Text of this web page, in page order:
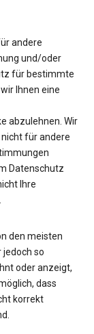
andere
und/oder
für bestimmte
Ihnen eine
abzulehnen. Wir
nicht für andere
Datenschutz
Ihre
den meisten
jedoch so
oder anzeigt,
dass
korrekt